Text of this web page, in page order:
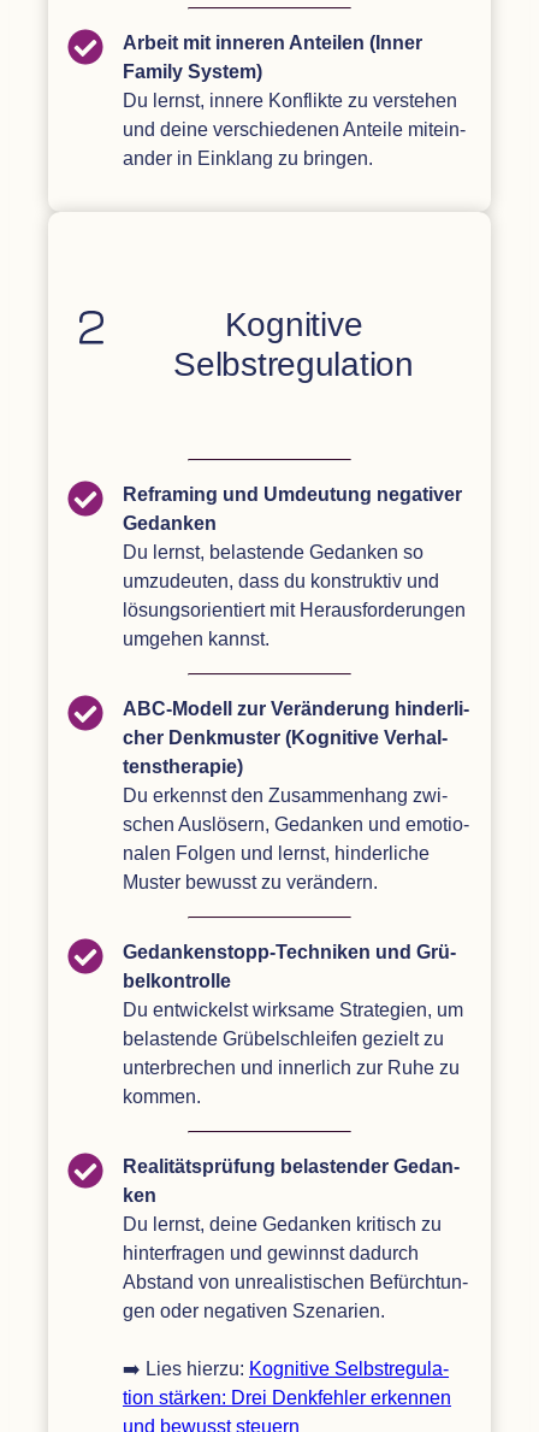
Arbeit mit inne­ren Antei­len (Inner
Family Sys­tem)
Du lernst, innere Kon­flikte zu ver­ste­hen
und deine ver­schie­de­nen Anteile mit­ein­
an­der in Ein­klang zu bringen.
Kogni­tive
Selbstregulation
Ref­raming und Umdeu­tung nega­ti­ver
Gedan­ken
Du lernst, belas­tende Gedan­ken so
umzu­deu­ten, dass du kon­struk­tiv und
lösungs­ori­en­tiert mit Her­aus­for­de­run­gen
umge­hen kannst.
ABC-Modell zur Ver­än­de­rung hin­der­li­
cher Denk­mus­ter (Kogni­tive Ver­hal­
tens­the­ra­pie)
Du erkennst den Zusam­men­hang zwi­
schen Aus­lö­sern, Gedan­ken und emo­tio­
na­len Fol­gen und lernst, hin­der­li­che
Mus­ter bewusst zu verändern.
Gedan­ken­stopp-Tech­ni­ken und Grü­
bel­kon­trolle
Du ent­wi­ckelst wirk­same Stra­te­gien, um
belas­tende Grü­bel­schlei­fen gezielt zu
unter­bre­chen und inner­lich zur Ruhe zu
kommen.
Rea­li­täts­prü­fung belas­ten­der Gedan­
ken
Du lernst, deine Gedan­ken kri­tisch zu
hin­ter­fra­gen und gewinnst dadurch
Abstand von unrea­lis­ti­schen Befürch­tun­
gen oder nega­ti­ven Sze­na­rien.
➡️ Lies hierzu: Kogni­tive Selbst­re­gu­la­
tion stär­ken: Drei Denk­feh­ler erken­nen
und bewusst steuern